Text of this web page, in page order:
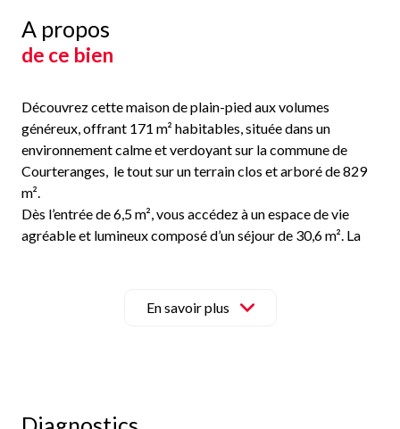
A propos
de ce bien
Découvrez cette maison de plain-pied aux volumes
généreux, offrant 171 m² habitables, située dans un
environnement calme et verdoyant sur la commune de
Courteranges, le tout sur un terrain clos et arboré de 829
m².
Dès l’entrée de 6,5 m², vous accédez à un espace de vie
agréable et lumineux composé d’un séjour de 30,6 m². La
installé dans la pièce de vie, apportant un confort
supplémentaire et une solution de chauffage économique.
En savoir plus